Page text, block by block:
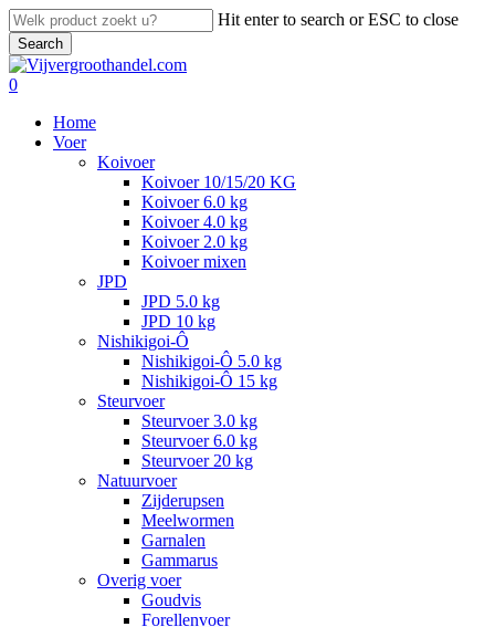
Skip
to
main
content
Hit enter to search or ESC to close
Search
Close
Search
search
account
0
Home
Voer
Koivoer
Koivoer 10/15/20 KG
Koivoer 6.0 kg
Koivoer 4.0 kg
Koivoer 2.0 kg
Koivoer mixen
JPD
JPD 5.0 kg
JPD 10 kg
Nishikigoi-Ô
Nishikigoi-Ô 5.0 kg
Nishikigoi-Ô 15 kg
Steurvoer
Steurvoer 3.0 kg
Steurvoer 6.0 kg
Steurvoer 20 kg
Natuurvoer
Zijderupsen
Meelwormen
Garnalen
Gammarus
Overig voer
Goudvis
Forellenvoer